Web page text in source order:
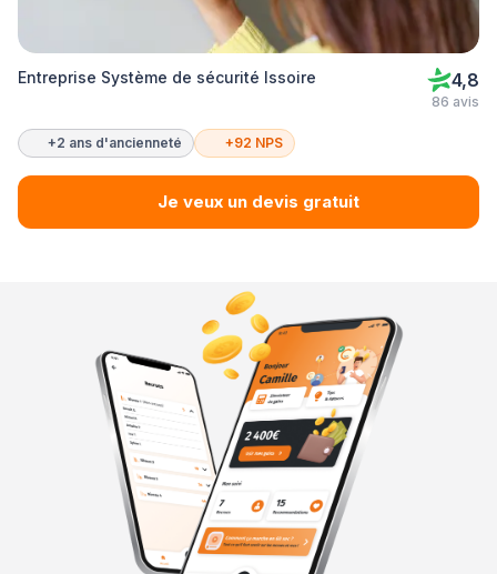
Entreprise Système de sécurité Issoire 4,8
86 avis
+2 ans d'ancienneté +92 NPS
Je veux un devis gratuit